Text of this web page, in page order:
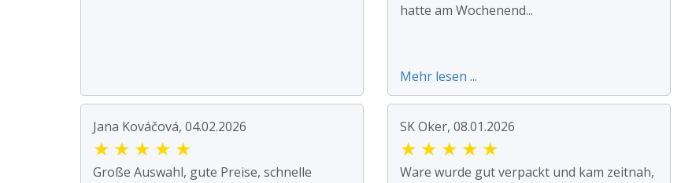
hatte am Wochenend...
Mehr lesen ...
Jana Kováčová, 04.02.2026
★ ★ ★ ★ ★
Große Auswahl, gute Preise, schnelle
SK Oker, 08.01.2026
★ ★ ★ ★ ★
Ware wurde gut verpackt und kam zeitnah,